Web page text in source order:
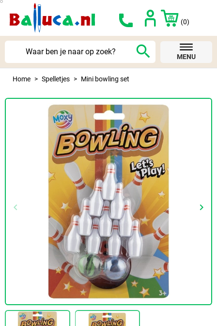
(0)
search MENU
Home Spelletjes Mini bowling set
Vorige
keyboard_arrow_left keyboard_arrow_right